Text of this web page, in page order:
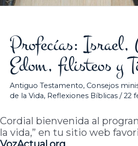
Profecías: Israel,
Edom, filisteos y
Antiguo Testamento, Consejos
de la Vida, Reflexiones Bíblicas /22
Cordial bienvenida al
la vida,” en tu sitio web